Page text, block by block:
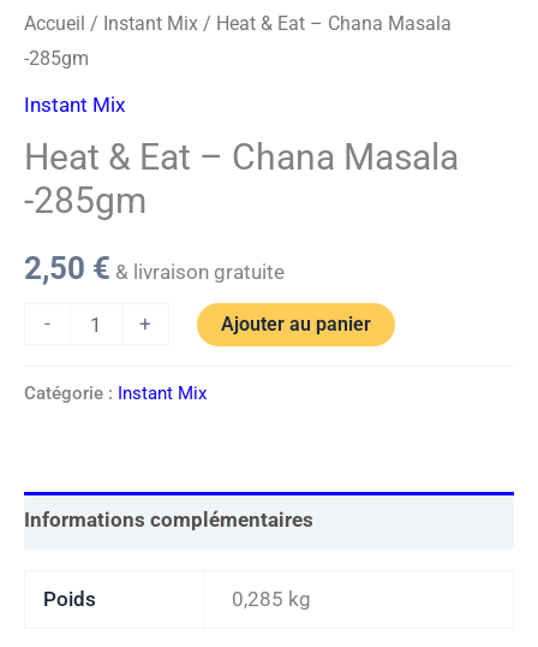
Accueil / Instant Mix / Heat & Eat – Chana Masala
-285gm
Instant Mix
Heat & Eat – Chana Masala
-285gm
2,50 € & livraison gratuite
- + Ajouter au panier
Catégorie : Instant Mix
Informations complémentaires
Poids 0,285 kg